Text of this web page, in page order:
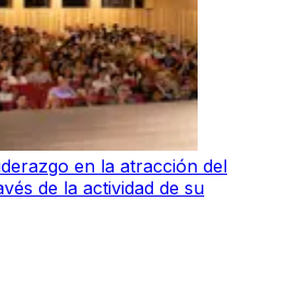
en la atracción del
de la actividad de su